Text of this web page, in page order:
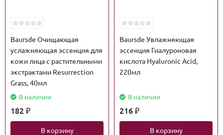
Baursde Очищающая
услажняющая эссенция для
кожи лица с растительными
экстрактами Resurrection
Grass, 40мл
В наличии
182 ₽
В корзину
Baursde Увлажняющая
эссенция Гиалуроновая
кислота Hyaluronic Acid,
220мл
В наличии
216 ₽
В корзину